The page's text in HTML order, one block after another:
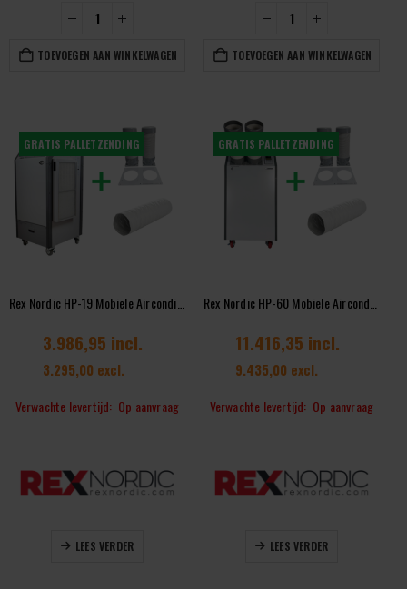
TOEVOEGEN AAN WINKELWAGEN TOEVOEGEN AAN WINKELWAGEN
GRATIS PALLETZENDING
3.986,95 incl.
3.295,00 excl.
Verwachte levertijd: Op aanvraag
LEES VERDER
GRATIS PALLETZENDING
11.416,35 incl.
9.435,00 excl.
Verwachte levertijd: Op aanvraag
LEES VERDER